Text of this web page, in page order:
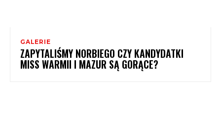
GALERIE
ZAPYTALIŚMY NORBIEGO CZY KANDYDATKI
MISS WARMII I MAZUR SĄ GORĄCE?